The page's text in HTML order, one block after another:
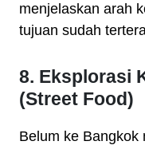
menjelaskan arah
tujuan sudah
8. Eksplorasi
(Street Food)
Belum ke Bangkok